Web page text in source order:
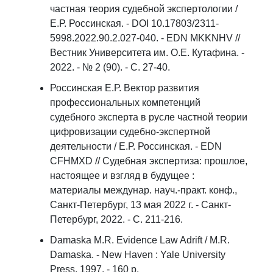
частная теория судебной экспертологии /
Е.Р. Россинская. - DOI 10.17803/2311-
5998.2022.90.2.027-040. - EDN MKKNHV //
Вестник Университета им. О.Е. Кутафина. -
2022. - № 2 (90). - С. 27-40.
Россинская Е.Р. Вектор развития
профессиональных компетенций
судебного эксперта в русле частной теории
цифровизации судебно-экспертной
деятельности / Е.Р. Россинская. - EDN
CFHMXD // Судебная экспертиза: прошлое,
настоящее и взгляд в будущее :
материалы междунар. науч.-практ. конф.,
Санкт-Петербург, 13 мая 2022 г. - Санкт-
Петербург, 2022. - С. 211-216.
Damaska M.R. Evidence Law Adrift / M.R.
Damaska. - New Haven : Yale University
Press, 1997. - 160 p.